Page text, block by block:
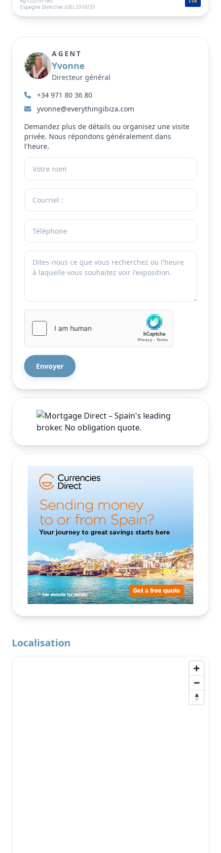
insulaire entourée d'une beauté naturelle
spectaculaire, ce qui en fait une maison idéale ou un
donnant sur la mer.
Espagne Directive (UE) 2010/31
AGENT
Yvonne
Directeur général
+34 971 80 36 80
yvonne@everythingibiza.com
Demandez plus de détails ou organisez une visite
privée. Nous répondons généralement dans
l'heure.
Localisation